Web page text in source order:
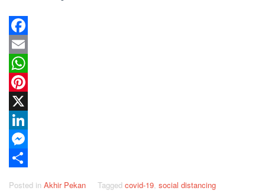
Facebook
Email
WhatsApp
Pinterest
X
LinkedIn
Messenger
Posted in Akhir Pekan Tagged covid-19, social distancing